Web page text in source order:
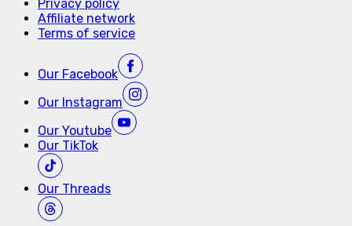
Privacy policy
Affiliate network
Terms of service
Our Facebook
Our Instagram
Our Youtube
Our TikTok
Our Threads